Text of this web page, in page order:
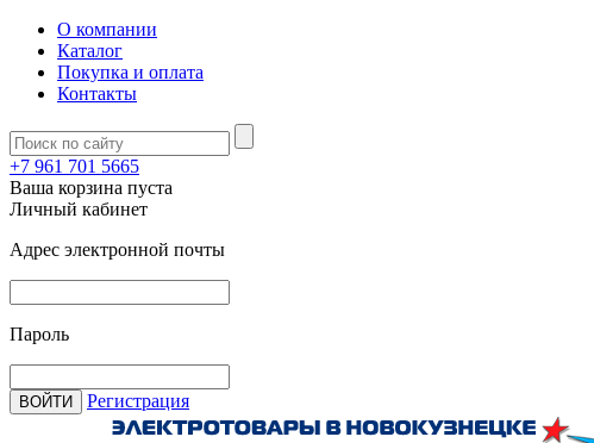
О компании
Каталог
Покупка и оплата
Контакты
+7 961 701 5665
Ваша корзина пуста
Личный кабинет
Адрес электронной почты
Пароль
ВОЙТИ Регистрация